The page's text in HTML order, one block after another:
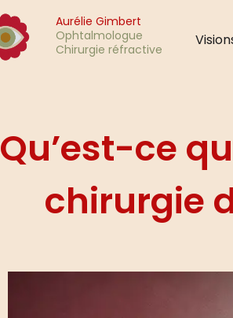
Aurélie Gimbert
Ophtalmologue
Chirurgie réfractive
Qu’est-ce
chirurgie